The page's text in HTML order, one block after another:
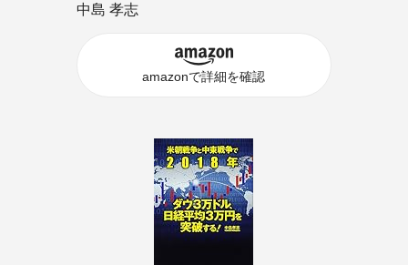
中島 孝志
amazonで詳細を確認